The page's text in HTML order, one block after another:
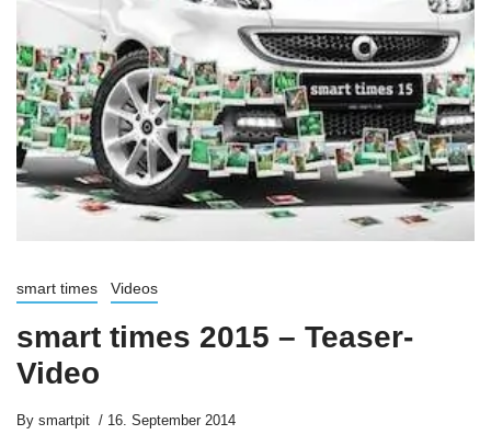
smart times Videos
smart times 2015 – Teaser-
Video
By smartpit 16. September 2014